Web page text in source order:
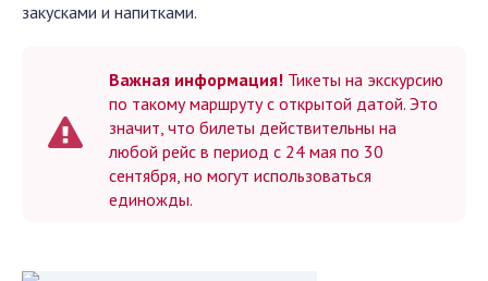
закусками и напитками.
Важная информация! Тикеты на экскурсию
по такому маршруту с открытой датой. Это
значит, что билеты действительны на
любой рейс в период с 24 мая по 30
сентября, но могут использоваться
единожды.